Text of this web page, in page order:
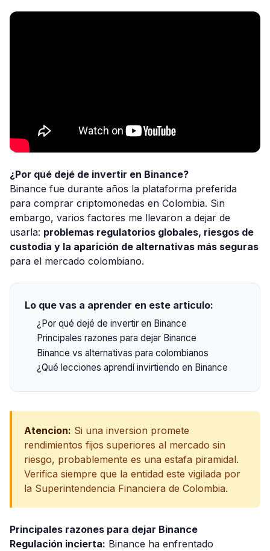
¿Por qué dejé de invertir en Binance?
Binance fue durante años la plataforma preferida
para comprar criptomonedas en Colombia. Sin
embargo, varios factores me llevaron a dejar de
usarla: problemas regulatorios globales, riesgos de
custodia y la aparición de alternativas más seguras
para el mercado colombiano.
Lo que vas a aprender en este articulo:
¿Por qué dejé de invertir en Binance
Principales razones para dejar Binance
Binance vs alternativas para colombianos
¿Qué lecciones aprendí invirtiendo en Binance
Atencion: Si una inversion promete
rendimientos fijos superiores al mercado sin
riesgo, probablemente es una estafa piramidal.
Verifica siempre que la entidad este vigilada por
la Superintendencia Financiera de Colombia.
Principales razones para dejar Binance
Regulación incierta: Binance ha enfrentado